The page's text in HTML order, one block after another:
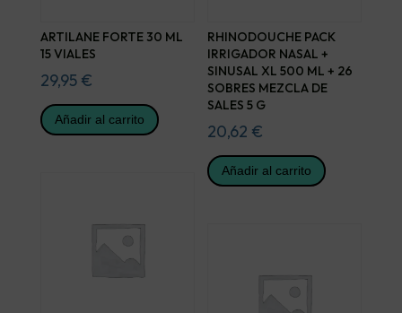
ARTILANE FORTE 30 ML
15 VIALES
29,95 €
Añadir al carrito
RHINODOUCHE PACK
IRRIGADOR NASAL +
SINUSAL XL 500 ML + 26
SOBRES MEZCLA DE
SALES 5 G
20,62 €
Añadir al carrito